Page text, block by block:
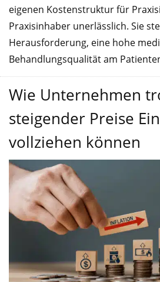
eigenen Kostenstruktur für
Praxisinhaber unerlässlich. Sie
Herausforderung, eine hohe
Behandlungsqualität am
Wie Unternehmen
steigender Preise
vollziehen können